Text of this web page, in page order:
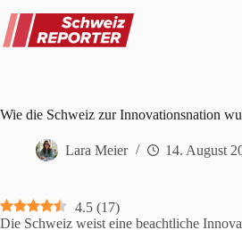
Inhalt
springen
Wie die Schweiz zur Innovationsnation
Lara Meier 14. August
4.5 (17)
Die Schweiz weist eine beachtliche